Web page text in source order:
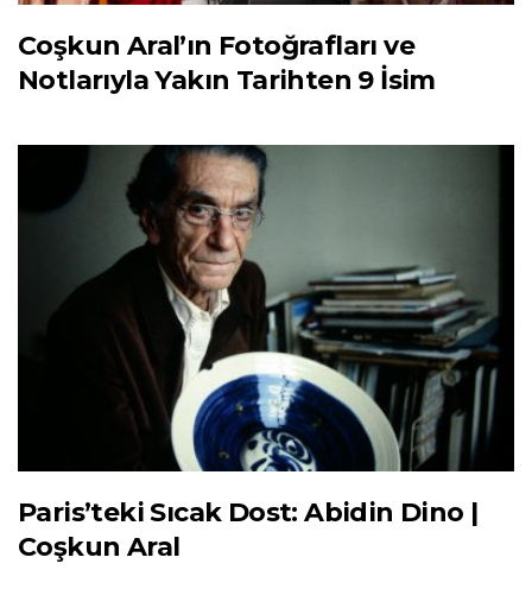
Coşkun Aral’ın Fotoğrafları ve
Notlarıyla Yakın Tarihten 9 İsim
Paris’teki Sıcak Dost: Abidin Dino |
Coşkun Aral